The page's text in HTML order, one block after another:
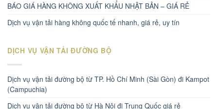
BÁO GIÁ HÀNG KHÔNG XUẤT KHẨU NHẬT BẢN – GIÁ RẺ
Dịch vụ vận tải hàng không quốc tế nhanh, giá rẻ, uy tín
DỊCH VỤ VẬN TẢI ĐƯỜNG BỘ
Dịch vụ vận tải đường bộ từ TP. Hồ Chí Minh (Sài Gòn) đi Kampot
(Campuchia)
Dịch vụ vận tải đường bộ từ Hà Nội đi Trung Quốc giá rẻ